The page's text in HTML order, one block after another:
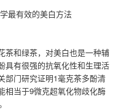
最有效的美白方法
茶和绿茶，对美白也是一种辅
具有很强的抗氧化性和生理活
部门研究证明1毫克茶多酚清
相当于9微克超氧化物歧化酶